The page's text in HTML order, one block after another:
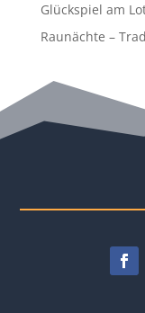
Glückspiel am
Raunächte –